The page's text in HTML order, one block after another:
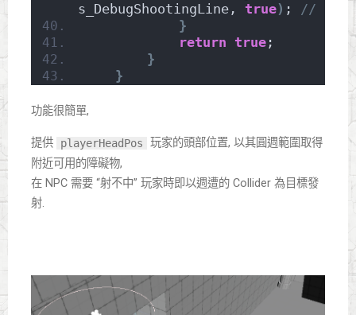
s_DebugShootingLine, true) ;
//
}
return true;
}
}
功能很簡單,
提供 playerHeadPos
玩家的頭部位置, 以其圓週範圍取得
附近可用的障礙物,
在 NPC 需要 “射不中” 玩家時即以週遭的 Collider 為目標發
射.